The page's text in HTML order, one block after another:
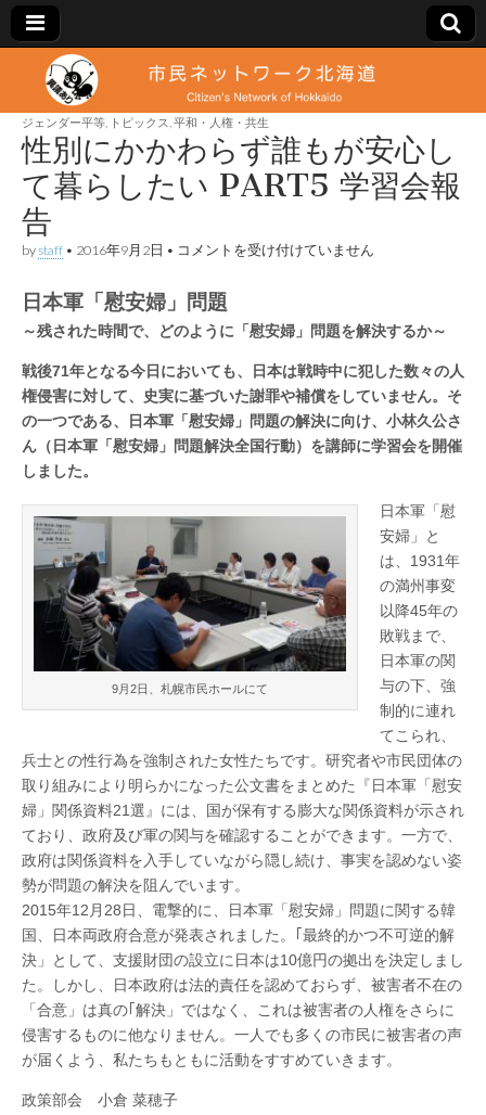
市
民
ネ
ッ
ト
ワ
ー
ク
北
海
道
Citizen's
Network
of
Hokkaido
ジェンダー平等 トピックス 平和・人権・共生
性別にかかわらず誰もが安心し
て暮らしたい PART5 学習会報
告
bystaff • 2016年9月2日 • 性
か
わ
ず
誰
も
が
安
心
暮
ら
た
い
PART5
学
習
会
報
告
は
コメントを受け付けていません
日本軍「慰安婦」問題
～残された時間で、どのように「慰安婦」問題を解決するか～
戦後71年となる今日においても、日本は戦時中に犯した数々の人
権侵害に対して、史実に基づいた謝罪や補償をしていません。そ
の一つである、日本軍「慰安婦」問題の解決に向け、小林久公さ
ん（日本軍「慰安婦」問題解決全国行動）を講師に学習会を開催
しました。
9月2日、札幌市民ホールにて
日本軍「慰
安婦」と
は、1931年
の満州事変
以降45年の
敗戦まで、
日本軍の関
与の下、強
制的に連れ
てこられ、
兵士との性行為を強制された女性たちです。研究者や市民団体の
取り組みにより明らかになった公文書をまとめた『日本軍「慰安
婦」関係資料21選』には、国が保有する膨大な関係資料が示され
ており、政府及び軍の関与を確認することができます。一方で、
政府は関係資料を入手していながら隠し続け、事実を認めない姿
勢が問題の解決を阻んでいます。
2015年12月28日、電撃的に、日本軍「慰安婦」問題に関する韓
国、日本両政府合意が発表されました。｢最終的かつ不可逆的解
決」として、支援財団の設立に日本は10億円の拠出を決定しまし
た。しかし、日本政府は法的責任を認めておらず、被害者不在の
「合意」は真の｢解決」ではなく、これは被害者の人権をさらに
侵害するものに他なりません。一人でも多くの市民に被害者の声
が届くよう、私たちもともに活動をすすめていきます。
政策部会 小倉 菜穂子